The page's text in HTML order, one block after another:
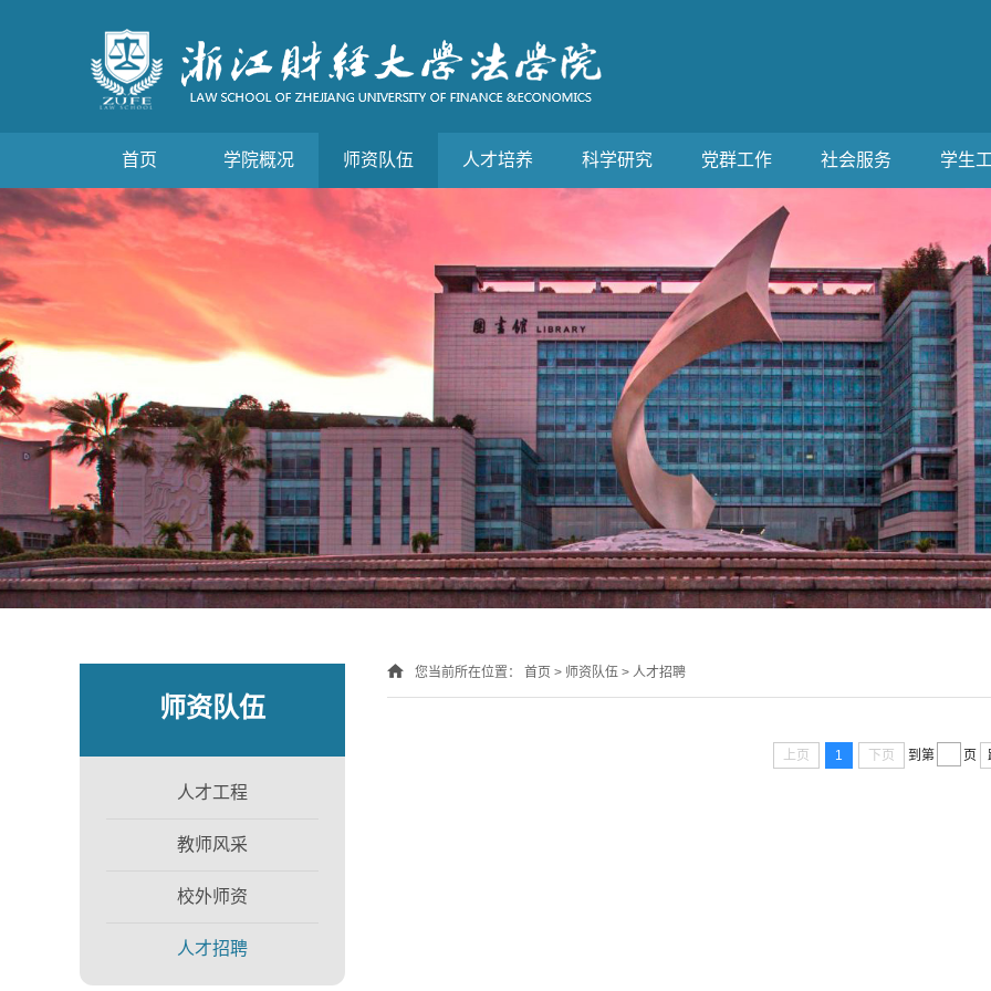
首页 学院概况 师资队伍 人才培养 科学研究 党群工作 社会服务 学生
师资队伍
人才工程
教师风采
校外师资
人才招聘
您当前所在位置： 首页 > 师资队伍 > 人才招聘
上页 1 下页 到第 页